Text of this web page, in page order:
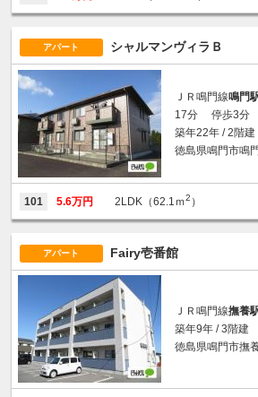
アパート シャルマンヴィラＢ
ＪＲ鳴門線鳴門
17分 停歩3分
築年22年 / 2階建
徳島県鳴門市鳴
101 5.6万円 2LDK（62.1ｍ2 ）
アパート Fairy壱番館
ＪＲ鳴門線撫養
築年9年 / 3階建
徳島県鳴門市撫